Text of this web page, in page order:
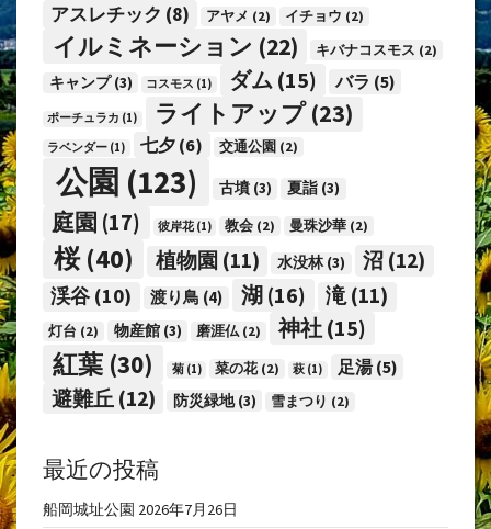
アスレチック (8) アヤメ (2) イチョウ (2)
イルミネーション (22) キバナコスモス (2)
キャンプ(3) コスモス (1) ダム (15) バラ (5)
ポーチュラカ (1) ライトアップ(23)
ラベンダー (1) 七夕 (6) 交通公園 (2)
公園 (123) 古墳(3) 夏詣(3)
庭園 (17) 彼岸花(1) 教会 (2) 曼珠沙華 (2)
桜(40) 植物園 (11) 水没林(3) 沼 (12)
渓谷(10) 渡り鳥 (4) 湖(16) 滝(11)
灯台 (2) 物産館(3) 磨涯仏(2) 神社 (15)
紅葉 (30) 菊(1) 菜の花(2) 萩 (1) 足湯(5)
避難丘 (12) 防災緑地(3) 雪まつり (2)
最近の投稿
船岡城址公園 2026年7月26日